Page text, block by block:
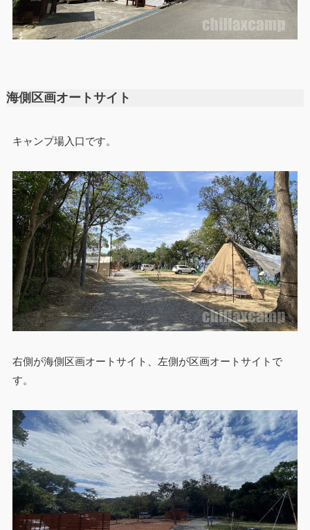
海側区画オートサイト
キャンプ場入口です。
右側が海側区画オートサイト、左側が区画オートサイトで
す。